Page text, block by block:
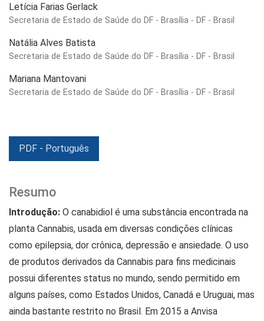
Letícia Farias Gerlack
Secretaria de Estado de Saúde do DF - Brasília - DF - Brasil
Natália Alves Batista
Secretaria de Estado de Saúde do DF - Brasília - DF - Brasil
Mariana Mantovani
Secretaria de Estado de Saúde do DF - Brasília - DF - Brasil
PDF - Português
Resumo
Introdução: O canabidiol é uma substância encontrada na
planta Cannabis, usada em diversas condições clínicas
como epilepsia, dor crônica, depressão e ansiedade. O uso
de produtos derivados da Cannabis para fins medicinais
possui diferentes status no mundo, sendo permitido em
alguns países, como Estados Unidos, Canadá e Uruguai, mas
ainda bastante restrito no Brasil. Em 2015 a Anvisa